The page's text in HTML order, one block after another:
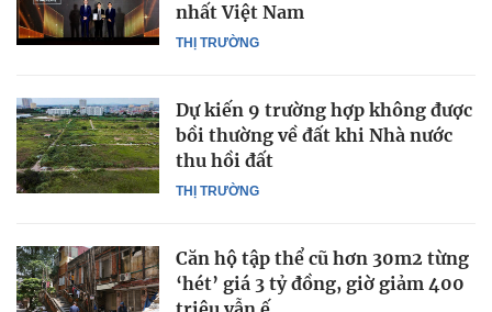
THỊ TRƯỜNG
nhất Việt Nam
THỊ TRƯỜNG
Dự kiến 9 trường hợp không được
bồi thường về đất khi Nhà nước
thu hồi đất
Căn hộ tập thể cũ hơn 30m2 từng
‘hét’ giá 3 tỷ đồng, giờ giảm 400